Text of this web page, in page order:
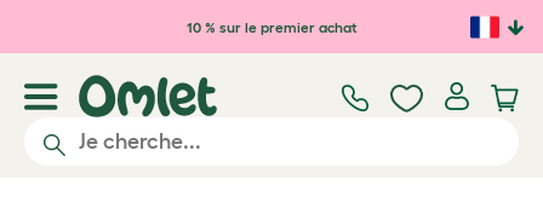
Passer au contenu principal
10 % sur le premier achat